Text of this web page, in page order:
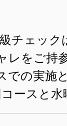
チェック
レをご持
での実施
コースと